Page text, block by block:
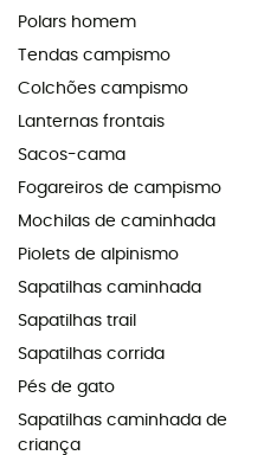
Polars homem
Tendas campismo
Colchões campismo
Lanternas frontais
Sacos-cama
Fogareiros de campismo
Mochilas de caminhada
Piolets de alpinismo
Sapatilhas caminhada
Sapatilhas trail
Sapatilhas corrida
Pés de gato
Sapatilhas caminhada de
criança